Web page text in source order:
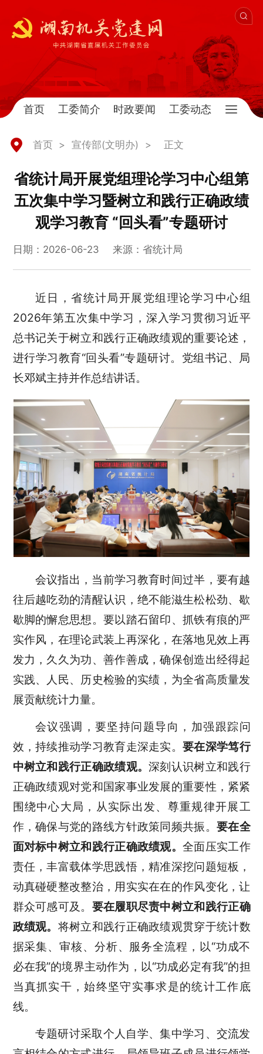
首页 工委简介 时政要闻 工委动态
首页 > 宣传部(文明办) > 正文
省统计局开展党组理论学习中心组第
五次集中学习暨树立和践行正确政绩
观学习教育 “回头看”专题研讨
日期：2026-06-23 来源：省统计局
近日，省统计局开展党组理论学习中心组
2026年第五次集中学习，深入学习贯彻习近平
总书记关于树立和践行正确政绩观的重要论述，
进行学习教育“回头看”专题研讨。党组书记、局
长邓斌主持并作总结讲话。
会议指出，当前学习教育时间过半，要有越
往后越吃劲的清醒认识，绝不能滋生松松劲、歇
歇脚的懈怠思想。要以踏石留印、抓铁有痕的严
实作风，在理论武装上再深化，在落地见效上再
发力，久久为功、善作善成，确保创造出经得起
实践、人民、历史检验的实绩，为全省高质量发
展贡献统计力量。
会议强调，要坚持问题导向，加强跟踪问
效，持续推动学习教育走深走实。 要在深学笃行
中树立和践行正确政绩观。深刻认识树立和践行
正确政绩观对党和国家事业发展的重要性，紧紧
围绕中心大局，从实际出发、尊重规律开展工
作，确保与党的路线方针政策同频共振。 要在全
面对标中树立和践行正确政绩观。 全面压实工作
责任，丰富载体学思践悟，精准深挖问题短板，
动真碰硬整改整治，用实实在在的作风变化，让
群众可感可及。 要在履职尽责中树立和践行正确
政绩观。 将树立和践行正确政绩观贯穿于统计数
据采集、审核、分析、服务全流程，以“功成不
必在我”的境界主动作为，以“功成必定有我”的担
当真抓实干，始终坚守实事求是的统计工作底
线。
专题研讨采取个人自学、集中学习、交流发